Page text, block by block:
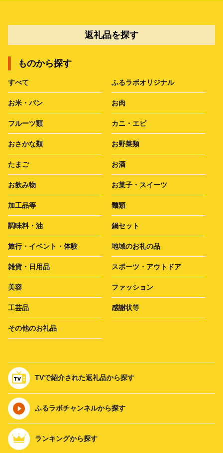
返礼品を探す
ものから探す
すべて ふるラボオリジナル
お米・パン お肉
フルーツ類 カニ・エビ
おさかな類 お野菜類
たまご お酒
お飲み物 お菓子・スイーツ
加工品等 麺類
調味料・油 鍋セット
旅行・イベント・体験 地域のお礼の品
雑貨・日用品 スポーツ・アウトドア
美容 ファッション
工芸品 感謝状等
その他のお礼品
TVで紹介された返礼品から探す
ふるラボチャンネルから探す
ランキングから探す